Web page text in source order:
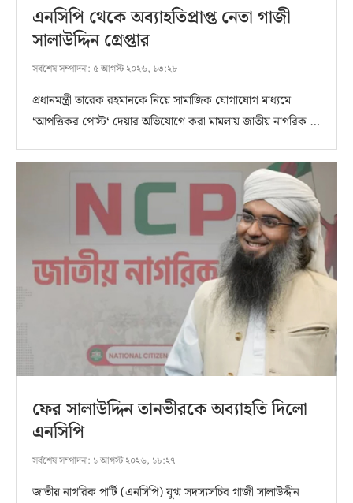
এনসিপি থেকে অব্যাহতিপ্রাপ্ত নেতা গাজী
সালাউদ্দিন গ্রেপ্তার
সর্বশেষ সম্পাদনা: ৫ আগস্ট ২০২৬, ১৩:২৮
প্রধানমন্ত্রী তারেক রহমানকে নিয়ে সামাজিক যোগাযোগ মাধ্যমে
‘আপত্তিকর পোস্ট‘ দেয়ার অভিযোগে করা মামলায় জাতীয় নাগরিক …
ফের সালাউদ্দিন তানভীরকে অব্যাহতি দিলো
এনসিপি
সর্বশেষ সম্পাদনা: ১ আগস্ট ২০২৬, ১৮:২৭
জাতীয় নাগরিক পার্টি (এনসিপি) যুগ্ম সদস্যসচিব গাজী সালাউদ্দীন